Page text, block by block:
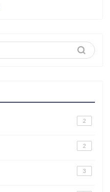
2
2
3